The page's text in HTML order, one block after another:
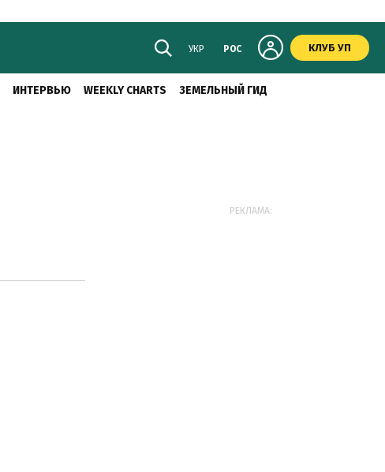
УКР РОС КЛУБ УП
ИНТЕРВЬЮ WEEKLY CHARTS ЗЕМЕЛЬНЫЙ ГИД
РЕКЛАМА: